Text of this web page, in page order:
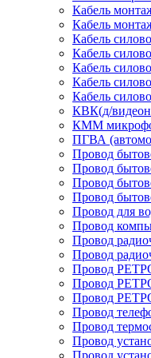
Кабель
Кабель
Кабель
Кабель
Кабель
Кабель
Кабель
КВК(д/
КММ
ПГВА
Провод
Провод
Провод
Провод
Провод для
Провод
Провод
Провод
Провод
Провод
Провод
Провод
Провод
Провод